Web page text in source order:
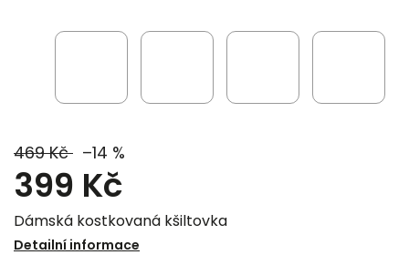
469 Kč –14 %
399 Kč
Dámská kostkovaná kšiltovka
Detailní informace